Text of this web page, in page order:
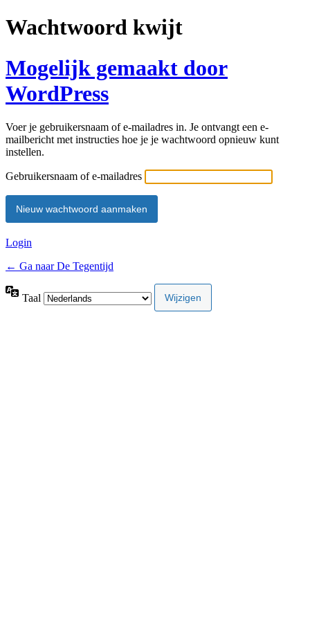
Wachtwoord kwijt
Mogelijk gemaakt door
WordPress
Voer je gebruikersnaam of e-mailadres in. Je ontvangt een e-
mailbericht met instructies hoe je je wachtwoord opnieuw kunt
instellen.
Gebruikersnaam of e-mailadres
Login
← Ga naar De Tegentijd
Taal